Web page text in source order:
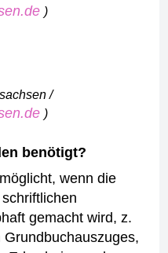
)
/
)
benötigt?
wenn die
gemacht wird, z.